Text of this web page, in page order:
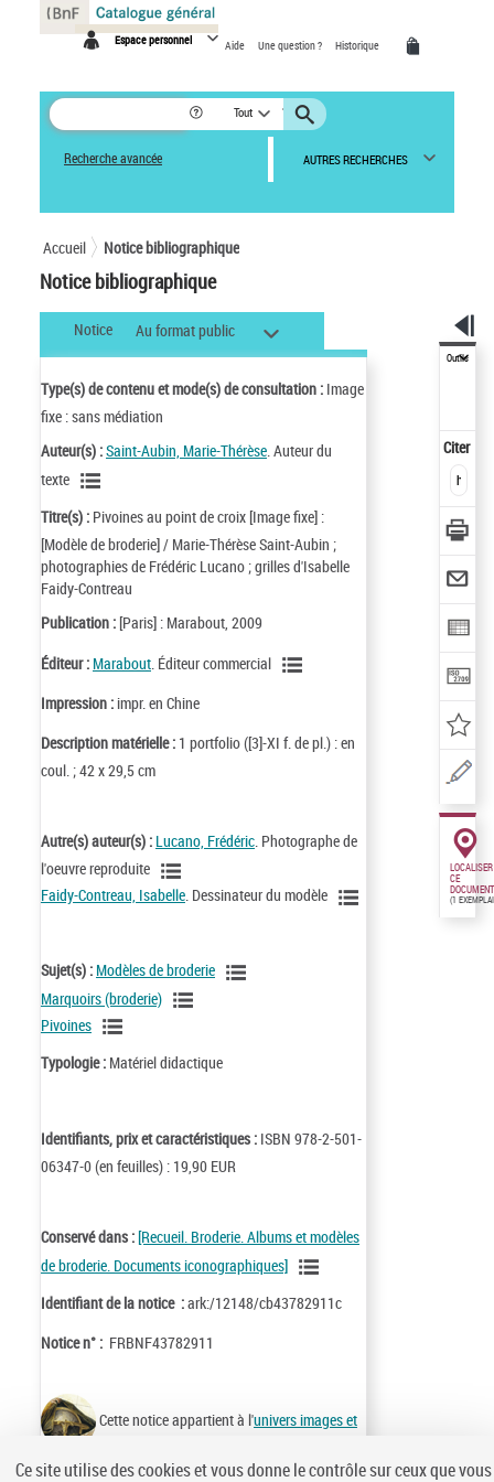
Espace personnel Aide Une question ? Historique
Tout
Recherche avancée AUTRES RECHERCHES
Accueil Notice bibliographique
Notice bibliographique
Notice Au format public
Type(s) de contenu et mode(s) de consultation : Image
fixe : sans médiation
Auteur(s) :Saint-Aubin, Marie-Thérèse. Auteur du
texte
Titre(s) : Pivoines au point de croix [Image fixe] :
[Modèle de broderie] / Marie-Thérèse Saint-Aubin ;
photographies de Frédéric Lucano ; grilles d'Isabelle
Faidy-Contreau
Publication : [Paris] : Marabout, 2009
Éditeur : Marabout . Éditeur commercial
Impression : impr. en Chine
Description matérielle : 1 portfolio ([3]-XI f. de pl.) : en
coul. ; 42 x 29,5 cm
Autre(s) auteur(s) : Lucano, Frédéric . Photographe de
l'oeuvre reproduite
Faidy-Contreau, Isabelle. Dessinateur du modèle
Sujet(s) : Modèles de broderie
Marquoirs (broderie)
Pivoines
Typologie : Matériel didactique
Identifiants, prix et caractéristiques : ISBN 978-2-501-
06347-0 (en feuilles) : 19,90 EUR
Conservé dans :[Recueil. Broderie. Albums et modèles
de broderie. Documents iconographiques]
Identifiant de la notice :ark:/12148/cb43782911c
Notice n° : FRBNF43782911
Cette notice appartient à l'univers images et
cartes
Outils
Citer
LOCALISER
CE
DOCUMENT
(1
Panneau de gestion des cookies
Ce site utilise des cookies et vous donne le contrôle sur ceux que vous